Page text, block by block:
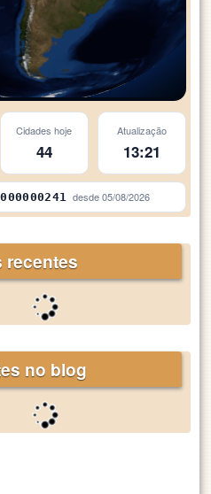
Cidades hoje
44
Atualização
13:21
desde05/08/2026
recentes
no blog